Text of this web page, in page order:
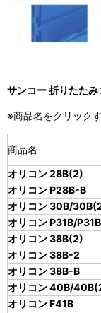
サンコー 折りたた
※商品名をクリック
商品名
オリコン 28B(2)
オリコン P28B-B
オリコン 30B/
オリコン P31B/
オリコン 38B(2)
オリコン 38B-2
オリコン 38B-B
オリコン 40B/
オリコン F41B